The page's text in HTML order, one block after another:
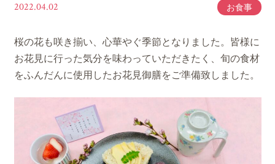
2022.04.02 お食事
桜の花も咲き揃い、心華やぐ季節となりました。皆様に
お花見に行った気分を味わっていただきたく、旬の食材
をふんだんに使用したお花見御膳をご準備致しました。